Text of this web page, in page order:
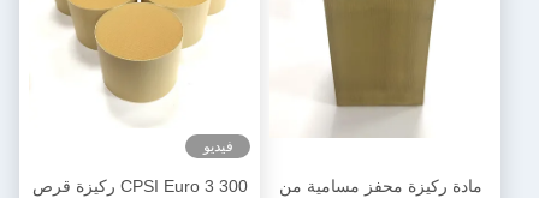
مسامية من
300 CPSI Euro 3 ركيزة قرص